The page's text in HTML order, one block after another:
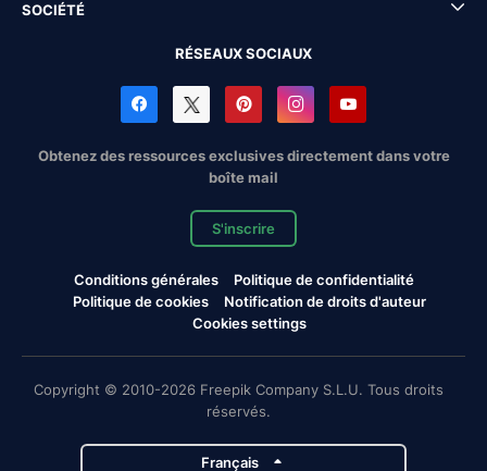
SOCIÉTÉ
RÉSEAUX SOCIAUX
Obtenez des ressources exclusives directement dans votre
boîte mail
S'inscrire
Conditions générales
Politique de confidentialité
Politique de cookies
Notification de droits d'auteur
Cookies settings
Copyright © 2010-2026 Freepik Company S.L.U. Tous droits
réservés.
Français